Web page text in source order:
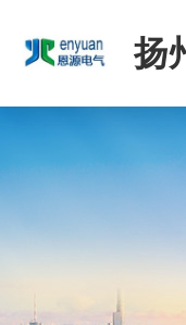
扬